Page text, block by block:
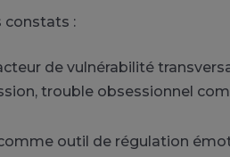
constats :
de vulnérabilité
trouble obsessionnel
outil de régulation